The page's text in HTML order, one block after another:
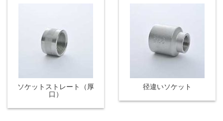
ソケットストレート（厚
口）
径違いソケット